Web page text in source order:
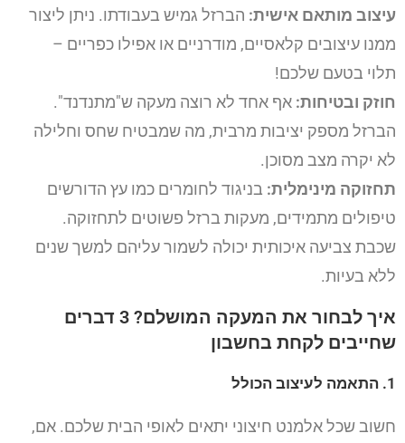
עיצוב מותאם אישית: הברזל גמיש בעבודתו. ניתן ליצור
ממנו עיצובים קלאסיים, מודרניים או אפילו כפריים –
תלוי בטעם שלכם!
חוזק ובטיחות: אף אחד לא רוצה מעקה ש"מתנדנד".
הברזל מספק יציבות מרבית, מה שמבטיח שחס וחלילה
לא יקרה מצב מסוכן.
תחזוקה מינימלית: בניגוד לחומרים כמו עץ הדורשים
טיפולים מתמידים, מעקות ברזל פשוטים לתחזוקה.
שכבת צביעה איכותית יכולה לשמור עליהם למשך שנים
ללא בעיות.
איך לבחור את המעקה המושלם? 3 דברים
שחייבים לקחת בחשבון
1. התאמה לעיצוב הכולל
חשוב שכל אלמנט חיצוני יתאים לאופי הבית שלכם. אם,